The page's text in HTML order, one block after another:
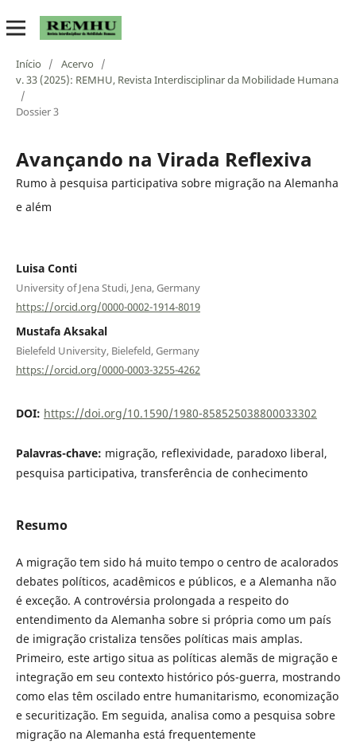
Início / Acervo
/
v. 33 (2025): REMHU, Revista Interdisciplinar da Mobilidade Humana
/
Dossier 3
Avançando na Virada Reflexiva
Rumo à pesquisa participativa sobre migração na Alemanha
e além
Luisa Conti
University of Jena Studi, Jena, Germany
https://orcid.org/0000-0002-1914-8019
Mustafa Aksakal
Bielefeld University, Bielefeld, Germany
https://orcid.org/0000-0003-3255-4262
DOI: https://doi.org/10.1590/1980-858525038800033302
Palavras-chave: migração, reflexividade, paradoxo liberal,
pesquisa participativa, transferência de conhecimento
Resumo
A migração tem sido há muito tempo o centro de acalorados
debates políticos, acadêmicos e públicos, e a Alemanha não
é exceção. A controvérsia prolongada a respeito do
entendimento da Alemanha sobre si própria como um país
de imigração cristaliza tensões políticas mais amplas.
Primeiro, este artigo situa as políticas alemãs de migração e
integração em seu contexto histórico pós-guerra, mostrando
como elas têm oscilado entre humanitarismo, economização
e securitização. Em seguida, analisa como a pesquisa sobre
migração na Alemanha está frequentemente